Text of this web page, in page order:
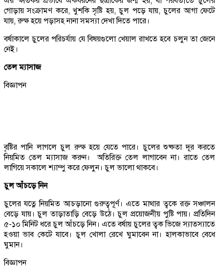
গোড়ায় সংক্রামণ করে, খুশকি সৃষ্টি হয়, চুল পড়ে যায়, চুলের আগা ফেটে
যায়, রুক্ষ হয়ে পড়াসহ নানা সমস্যা দেখা দিতে পারে।
বর্ষাকালে চুলের পরিচর্যায় যে বিষয়গুলো খেয়াল রাখতে হবে চলুন তা জেনে
নেই।
তেল ম্যাসাজ
বিজ্ঞাপন
বৃষ্টির পানি লাগলে চুল রুক্ষ হয়ে যেতে পারে। চুলের শুষ্কতা দূর করতে
নিয়মিত তেল ম্যাসাজ করুন। অতিরিক্ত তেল লাগাবেন না। রাতে তেল
লাগিয়ে সকালে শ্যাম্পু করে ফেলুন। চুল ভালো থাকবে।
চুল আঁচড়ে নিন
চুলের যত্নে নিয়মিত আচড়ানো গুরুত্বপূর্ণ। এতে মাথার ত্বকে রক্ত সঞ্চালন
বেড়ে যায়। চুল তাড়াতাড়ি বেড়ে উঠে। চুল প্রয়োজনীয় পুষ্টি পায়। প্রতিদিন
৫-১০ মিনিট ধরে চুল আঁচড়ে নিন। এতে বর্ষায় চুলের ত্বক ভিজে স্যাতস্যাতে
হওয়া ভাব কেটে যাবে। চুল খোলা রেখে ঘুমাবেন না। হালকাভাবে বেধে
ঘুমান।
বিজ্ঞাপন